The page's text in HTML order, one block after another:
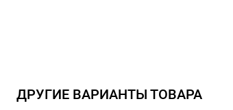
ДРУГИЕ ВАРИАНТЫ ТОВАРА